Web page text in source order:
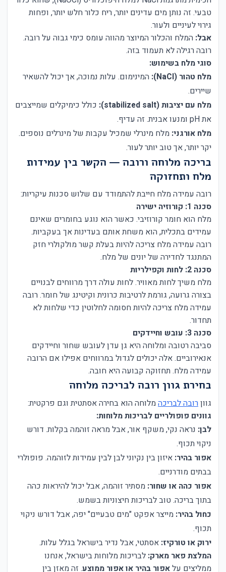
טבעי. זה נותן מים עדינים יותר, ריח כלור חלש יותר, ופחות
גירוי לעיניים ולעור.
אבל: המלח והכלור המיוצר מהווה עומס כימי גבוה על רובה.
רובה רגילה לא תעמוד בזה.
סוגי מלח בשימוש:
מלח טהור (NaCl):
המינימום. עלות נמוכה, אך יכול להשאיר
שיירים.
מלח עם יציבות (stabilized salt):
כולל כימיקלים שמייצבים
את pH ומנעו אבנית. זה עדיף.
מלח אורגני: מלח מינרלי שמכיל עקבות של מינרלים נוספים.
יקר יותר, אך טוב יותר לעור.
בריכה מלוחה ורובה — הקשר בין עמידות
מלח ותחזוקה
רובה עמידה מלח חייבת להתמודד עם שלוש סכנות עיקריות:
סכנה 1: קורוזיה ישירה
מלח הוא חומר קורוזיבי. כאשר הוא נוגע בחומרים שאינם
עמידים בתכלית, הוא משחת אותם בעדינות אך בעקביות.
רובה עמידה מלח צריכה להיות בעלת קשר מולקולרי חזק
המתנגד לחדירה של יונים של מלח.
סכנה 2: לחות וקפילריות
מלח משיך לחות מאוויר. לחות עולה דרך מרווחים לבנויים
בצורה גרועה, גורמת לרטיבות כרונית וקיטינג של חומר. רובה
עמידה מלח צריכה להיות חסומה לחלוטין כדי שלחות לא
תחדור.
סכנה 3: עובש וחיידקים
סביבה רטובה ומלוחה היא גן עדן לעובש שחור וחיידקים
אנאירוביים. אלה יכולים לגדול במרווחים אפילו אם הרובה
עמידה מלח. תחזוקה קבועה היא חובה.
בחירת גוון רובה לבריכה מלוחה
גווןרובה לבריכהמלוחה הוא בחירה אסתטית וגם פרקטית:
גוונים פופולריים לבריכות מלוחות:
לבן: נראה נקי, משקף אור, אבל מראה זוהמה בקלות. דורש
ניקוי תכוף.
אפור בהיר: איזון בין נקיוני לבן לבין עמידות לזוהמה. פופולרי
בבתים מודרניים.
אפור כהה או שחור: מסתיר זוהמה, אבל יכול להיראות כהה
בתוך בריכה. טוב לבריכות חיצוניות בשמש.
כחול בהיר: מייצר אפקט "מים טבעיים" יפה, אבל דורש ניקוי
תכוף.
ירוק או טורקיז: אסתטי, אבל נדיר בישראל בגלל עלות.
המלצת פאר מארק: לבריכות מלוחות בישראל, אנחנו
ממליצים עלאפור בהיר או אפור ממוצע. זה מאזן בין